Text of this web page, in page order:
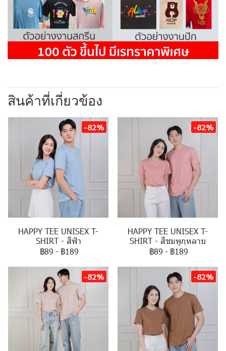
สินค้าที่เกี่ยวข้อง
-82%
HAPPY TEE UNISEX T-
SHIRT - สีฟ้า
฿89 - ฿189
-82%
HAPPY TEE UNISEX T-
SHIRT - สีชมพูกุหลาบ
฿89 - ฿189
-82% -82%